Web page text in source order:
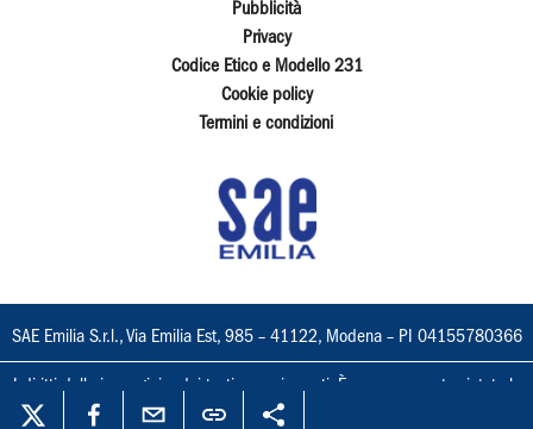
Pubblicità
Privacy
Codice Etico e Modello 231
Cookie policy
Termini e condizioni
SAE Emilia S.r.l., Via Emilia Est, 985 – 41122, Modena – PI 04155780366
I diritti delle immagini e dei testi sono riservati. È espressamente vietata la
loro riproduzione con qualsiasi mezzo e l'adattamento totale o parziale.